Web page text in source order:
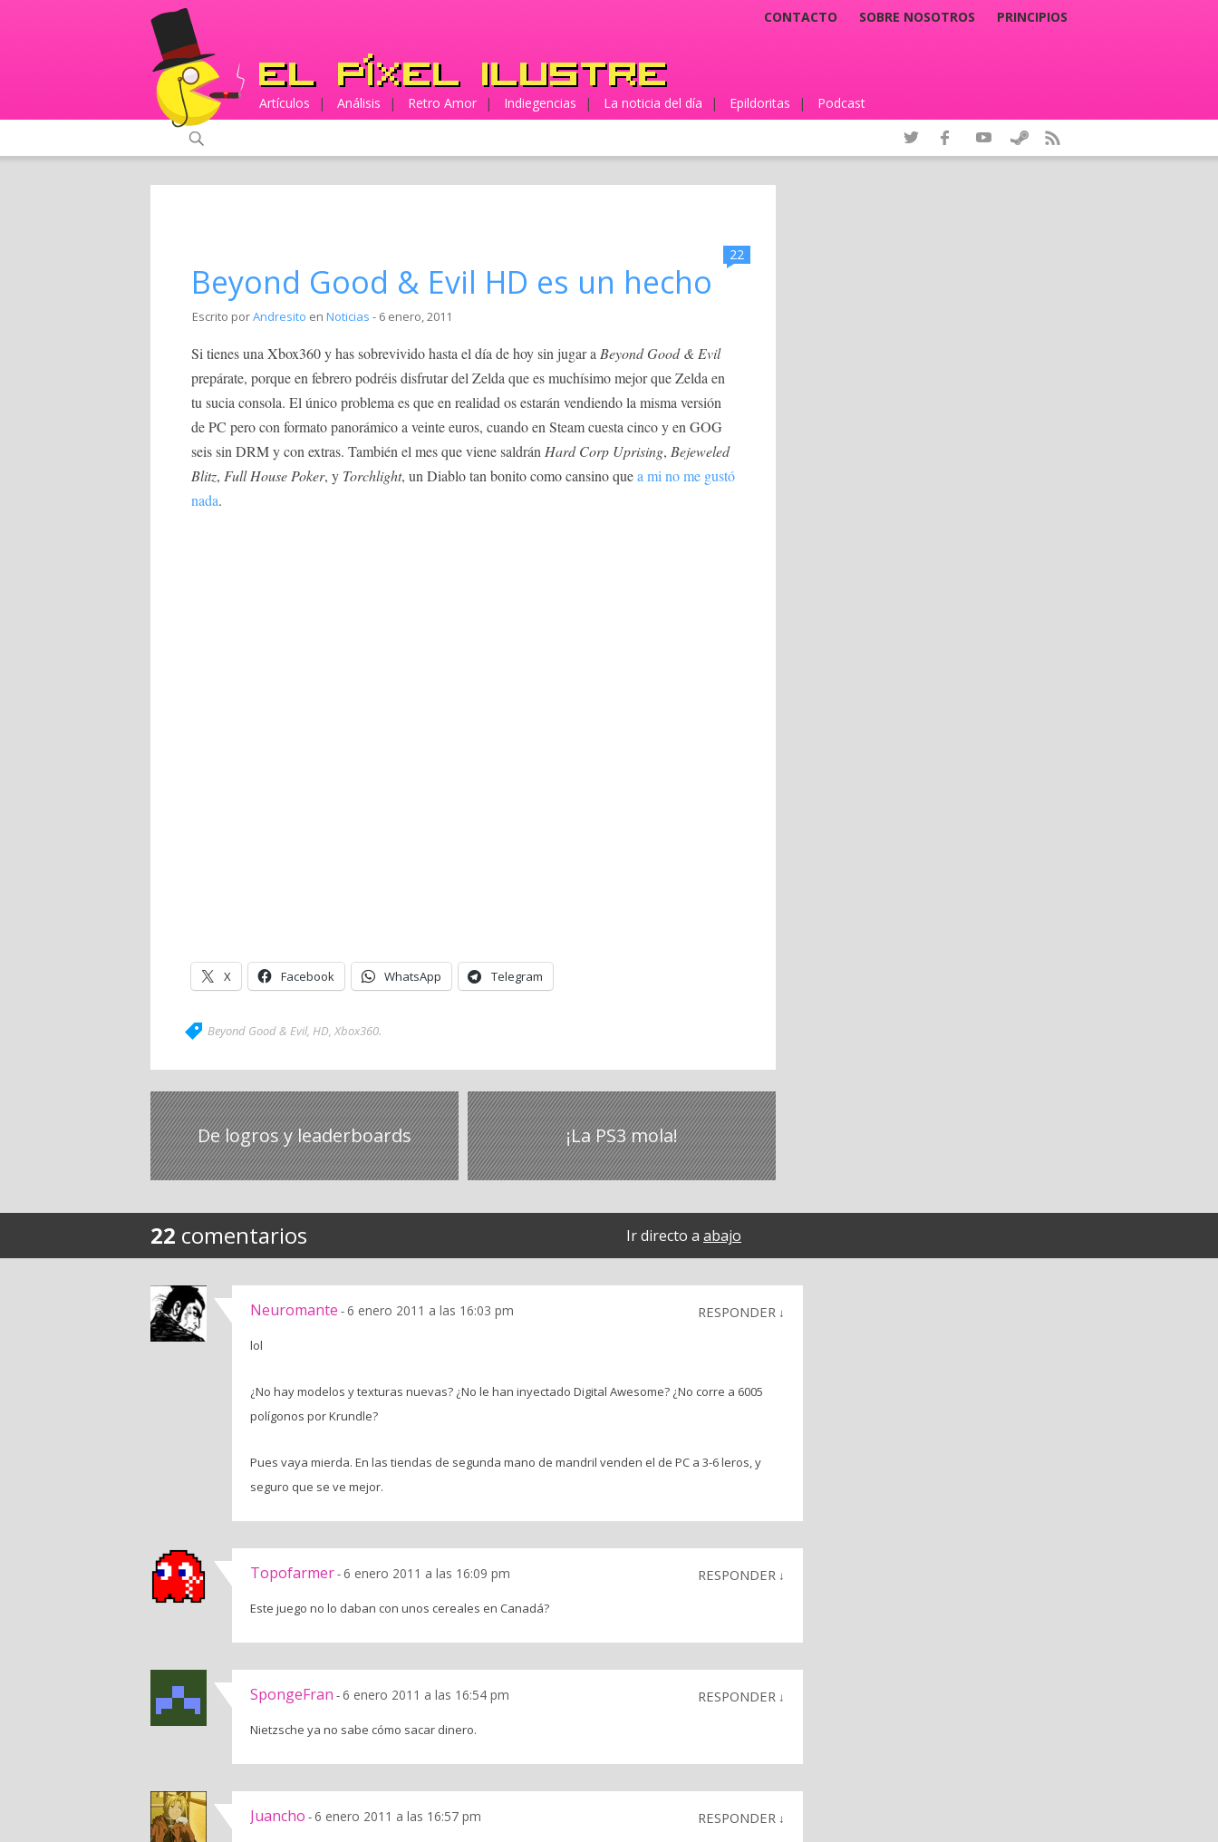
CONTACTO SOBRE NOSOTROS PRINCIPIOS
Artículos | Análisis | Retro Amor | Indiegencias | La noticia del día | Epildoritas | Podcast
22
Beyond Good & Evil HD es un hecho
Escrito porAndresito en Noticias - 6 enero, 2011
Si tienes una Xbox360 y has sobrevivido hasta el día de hoy sin jugar a Beyond Good & Evil
prepárate, porque en febrero podréis disfrutar del Zelda que es muchísimo mejor que Zelda en
tu sucia consola. El único problema es que en realidad os estarán vendiendo la misma versión
de PC pero con formato panorámico a veinte euros, cuando en Steam cuesta cinco y en GOG
seis sin DRM y con extras. También el mes que viene saldrán Hard Corp Uprising, Bejeweled
Blitz, Full House Poker, y Torchlight, un Diablo tan bonito como cansino quea mi no me gustó
nada.
X Facebook WhatsApp Telegram
Beyond Good & Evil, HD,Xbox360.
De logros y leaderboards ¡La PS3 mola!
22 comentarios Ir directo a abajo
Neuromante -6 enero 2011 a las 16:03 pm RESPONDER ↓
lol
¿No hay modelos y texturas nuevas? ¿No le han inyectado Digital Awesome? ¿No corre a 6005
polígonos por Krundle?
Pues vaya mierda. En las tiendas de segunda mano de mandril venden el de PC a 3-6 leros, y
seguro que se ve mejor.
Topofarmer-6 enero 2011 a las 16:09 pm RESPONDER ↓
Este juego no lo daban con unos cereales en Canadá?
SpongeFran -6 enero 2011 a las 16:54 pm RESPONDER ↓
Nietzsche ya no sabe cómo sacar dinero.
Juancho -6 enero 2011 a las 16:57 pm RESPONDER ↓